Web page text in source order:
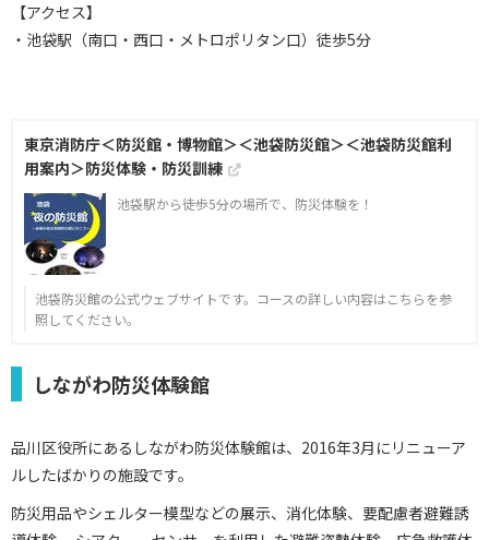
【アクセス】
・池袋駅（南口・西口・メトロポリタン口）徒歩5分
東京消防庁＜防災館・博物館＞＜池袋防災館＞＜池袋防災館利
用案内＞防災体験・防災訓練
池袋駅から徒歩5分の場所で、防災体験を！
池袋防災館の公式ウェブサイトです。コースの詳しい内容はこちらを参
照してください。
しながわ防災体験館
品川区役所にあるしながわ防災体験館は、2016年3月にリニューア
ルしたばかりの施設です。
防災用品やシェルター模型などの展示、消化体験、要配慮者避難誘